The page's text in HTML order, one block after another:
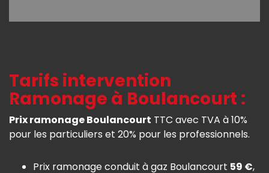
Tarifs intervention
Ramonage à Boulancourt :
Prix ramonage Boulancourt TTC avec TVA à 10%
pour les particuliers et 20% pour les professionnels.
Prix ramonage conduit à gaz Boulancourt 59 €,